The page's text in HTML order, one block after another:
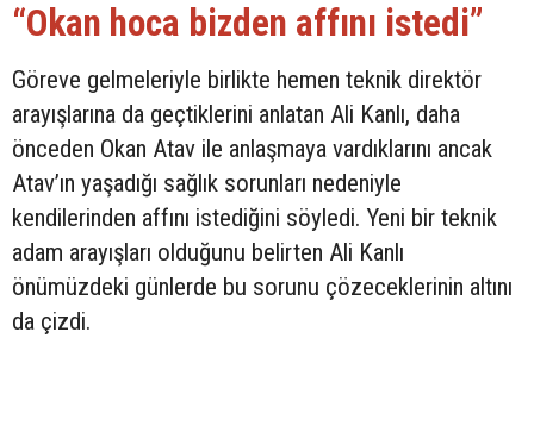
“Okan hoca bizden affını istedi”
Göreve gelmeleriyle birlikte hemen teknik direktör
arayışlarına da geçtiklerini anlatan Ali Kanlı, daha
önceden Okan Atav ile anlaşmaya vardıklarını ancak
Atav’ın yaşadığı sağlık sorunları nedeniyle
kendilerinden affını istediğini söyledi. Yeni bir teknik
adam arayışları olduğunu belirten Ali Kanlı
önümüzdeki günlerde bu sorunu çözeceklerinin altını
da çizdi.